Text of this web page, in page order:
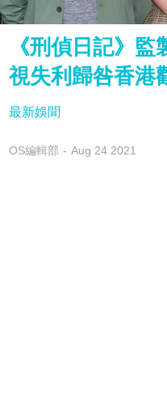
《刑偵日記》
視失利歸咎香港
最新娛聞
OS編輯部 Aug 24 2021